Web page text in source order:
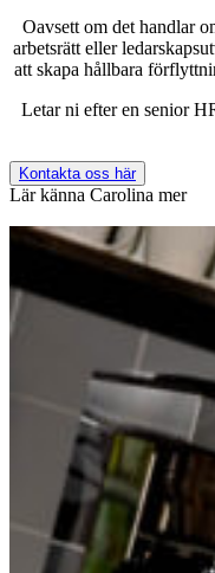
Oavsett om det handlar
arbetsrätt eller
att skapa hållbara
Letar ni efter en senior
Kontakta oss här
Lär känna Carolina mer